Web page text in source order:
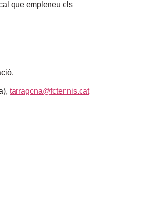
que empleneu els
tarragona@fctennis.cat